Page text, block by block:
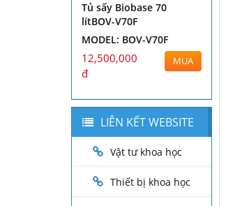
Tủ sấy Biobase 70
lítBOV-V70F
MODEL: BOV-V70F
12,500,000
đ
MUA
LIÊN KẾT WEBSITE
Vật tư khoa học
Thiết bị khoa học